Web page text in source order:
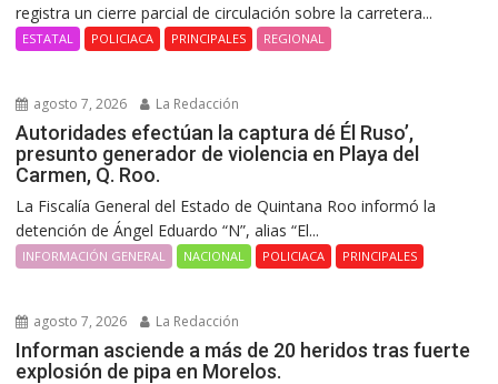
registra un cierre parcial de circulación sobre la carretera...
ESTATAL POLICIACA PRINCIPALES REGIONAL
agosto 7, 2026 La Redacción
Autoridades efectúan la captura dé Él Ruso’,
presunto generador de violencia en Playa del
Carmen, Q. Roo.
La Fiscalía General del Estado de Quintana Roo informó la
detención de Ángel Eduardo “N”, alias “El...
INFORMACIÓN GENERAL NACIONAL POLICIACA PRINCIPALES
agosto 7, 2026 La Redacción
Informan asciende a más de 20 heridos tras fuerte
explosión de pipa en Morelos.